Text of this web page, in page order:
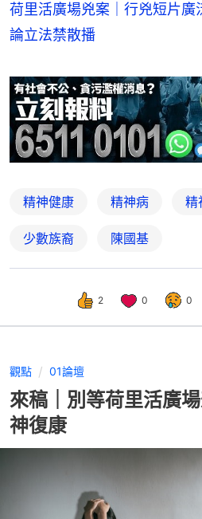
荷里活廣場兇案｜行兇短片
論立法禁散播
精神健康 精神病 精
少數族裔 陳國基
2 0 0
觀點 01論壇
來稿｜別等荷里活廣
神復康